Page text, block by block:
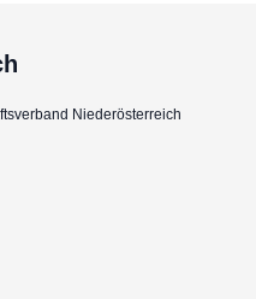
Niederösterreich